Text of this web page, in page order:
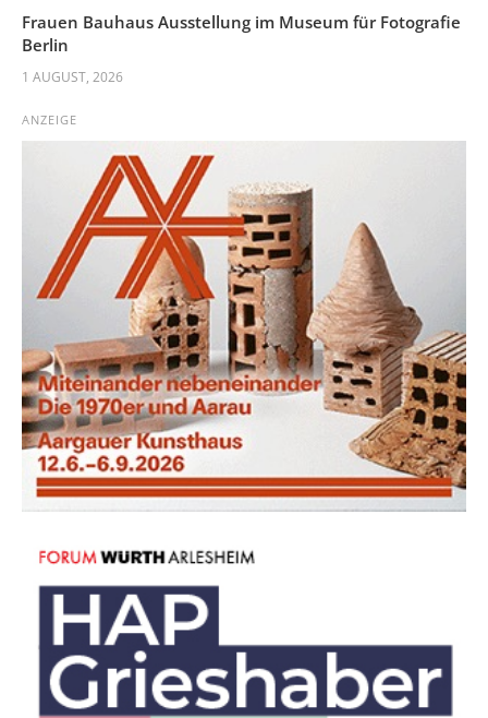
Frauen Bauhaus Ausstellung im Museum für Fotografie
Berlin
1 AUGUST, 2026
ANZEIGE